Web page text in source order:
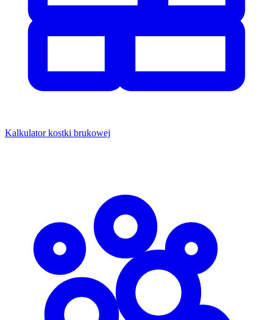
Kalkulator kostki brukowej